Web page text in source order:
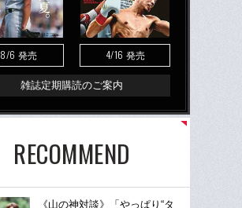
8/6 発売 4/16 発売
雑誌定期購読のご案内
RECOMMEND
《山の神対談》「やっぱり“タ